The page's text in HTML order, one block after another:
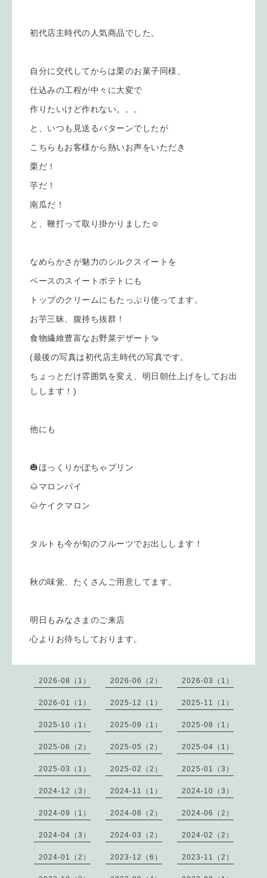
初代店主時代の人気商品でした。
自分に交代してからは栗のお菓子同様、
仕込みの工程が中々に大変で
作りたいけど作れない。。。
と、いつも見送るパターンでしたが
こちらもお客様から熱いお声をいただき
栗だ！
芋だ！
南瓜だ！
と、鞭打って取り掛かりました☺︎
なめらかさが魅力のシルクスイートを
ベースのスイートポテトにも
トップのクリームにもたっぷり使ってます。
お芋三昧、腹持ち抜群！
食物繊維豊富なお野菜デザート🍠
(最後の写真は初代店主時代の写真です。
ちょっとだけ雰囲気を変え、明日朝仕上げをしてお出
しします！)
他にも
🎃ほっくりかぼちゃプリン
🌰マロンパイ
🌰ケイクマロン
タルトも今が旬のフルーツでお出しします！
秋の味覚、たくさんご用意してます。
明日もみなさまのご来店
心よりお待ちしております。
2026-08（1） 2026-06（2） 2026-03（1）
2026-01（1） 2025-12（1） 2025-11（1）
2025-10（1） 2025-09（1） 2025-08（1）
2025-06（2） 2025-05（2） 2025-04（1）
2025-03（1） 2025-02（2） 2025-01（3）
2024-12（3） 2024-11（1） 2024-10（3）
2024-09（1） 2024-08（2） 2024-06（2）
2024-04（3） 2024-03（2） 2024-02（2）
2024-01（2） 2023-12（6） 2023-11（2）